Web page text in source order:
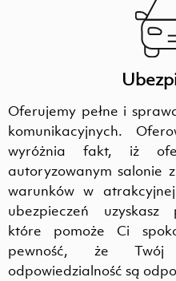
Oferujemy pełne i
komunikacyjnych.
wyróżnia fakt, iż
autoryzowanym salonie
warunków w
ubezpieczeń uzyskasz
które pomoże Ci
pewność, że
odpowiedzialność są